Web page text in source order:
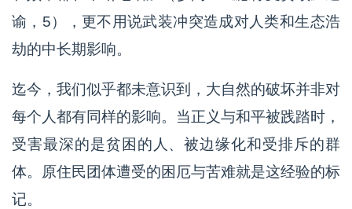
谕，5），更不用说武装冲突造成对人类和生态浩
劫的中长期影响。
迄今，我们似乎都未意识到，大自然的破坏并非对
每个人都有同样的影响。当正义与和平被践踏时，
受害最深的是贫困的人、被边缘化和受排斥的群
体。原住民团体遭受的困厄与苦难就是这经验的标
记。